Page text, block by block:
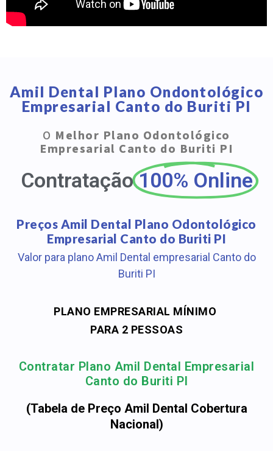
Amil Dental Plano Ondontológico
Empresarial Canto do Buriti PI
O Melhor Plano Odontológico
Empresarial Canto do Buriti PI
Contratação 100% Online
Preços Amil Dental Plano Odontológico
Empresarial Canto do Buriti PI
Valor para plano Amil Dental empresarial Canto do
Buriti PI
PLANO EMPRESARIAL MÍNIMO
PARA 2 PESSOAS
Contratar Plano Amil Dental Empresarial
Canto do Buriti PI
(Tabela de Preço Amil Dental Cobertura
Nacional)